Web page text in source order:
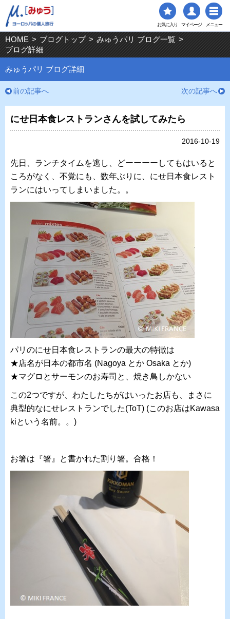
お気に入り マイページ メニュー
HOME > ブログトップ > みゅうパリ ブログ一覧 >
ブログ詳細
みゅうパリ ブログ詳細
前の記事へ 次の記事へ
にせ日本食レストランさんを試してみたら
2016-10-19
先日、ランチタイムを逃し、どーーーーしてもはいると
ころがなく、不覚にも、数年ぶりに、にせ日本食レスト
ランにはいってしまいました。。
パリのにせ日本食レストランの最大の特徴は
★店名が日本の都市名 (Nagoya とか Osaka とか)
★マグロとサーモンのお寿司と、焼き鳥しかない
この2つですが、わたしたちがはいったお店も、まさに
典型的なにせレストランでした(ToT) (このお店はKawasa
kiという名前。。)
お箸は『箸』と書かれた割り箸。合格！